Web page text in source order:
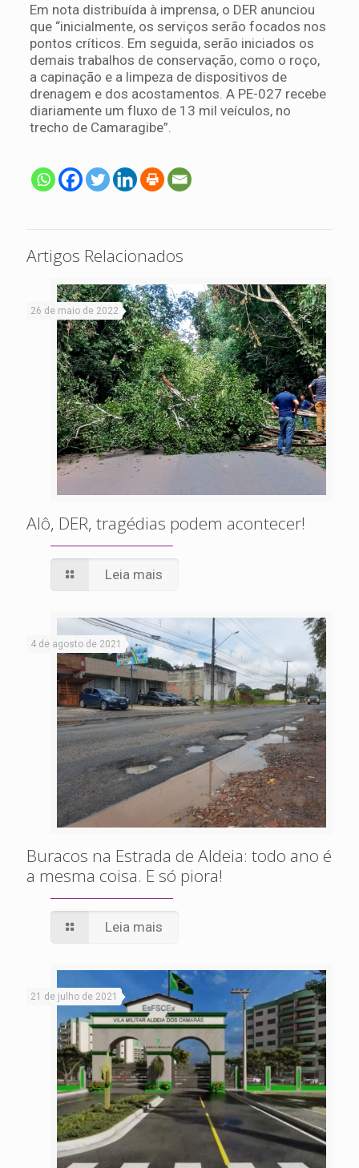
Em nota distribuída à imprensa, o DER anunciou
que “inicialmente, os serviços serão focados nos
pontos críticos. Em seguida, serão iniciados os
demais trabalhos de conservação, como o roço,
a capinação e a limpeza de dispositivos de
drenagem e dos acostamentos. A PE-027 recebe
diariamente um fluxo de 13 mil veículos, no
trecho de Camaragibe”.
Artigos Relacionados
26 de maio de 2022
Alô, DER, tragédias podem acontecer!
Leia mais
4 de agosto de 2021
Buracos na Estrada de Aldeia: todo ano é
a mesma coisa. E só piora!
Leia mais
21 de julho de 2021